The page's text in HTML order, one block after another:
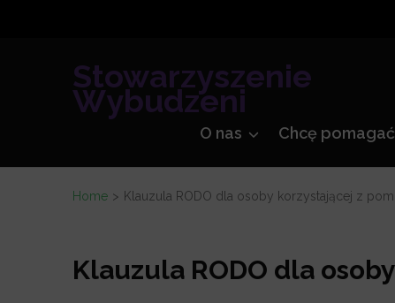
Stowarzyszenie
Wybudzeni
O nas Chcę pomagać
Home > Klauzula RODO dla osoby korzystającej z
Klauzula RODO dla